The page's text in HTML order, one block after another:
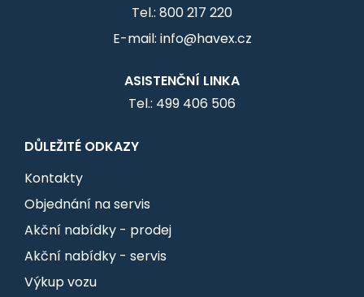
Tel.: 800 217 220
E-mail: info@havex.cz
ASISTENČNÍ LINKA
Tel.: 499 406 506
DŮLEŽITÉ ODKAZY
Kontakty
Objednání na servis
Akční nabídky - prodej
Akční nabídky - servis
Výkup vozu